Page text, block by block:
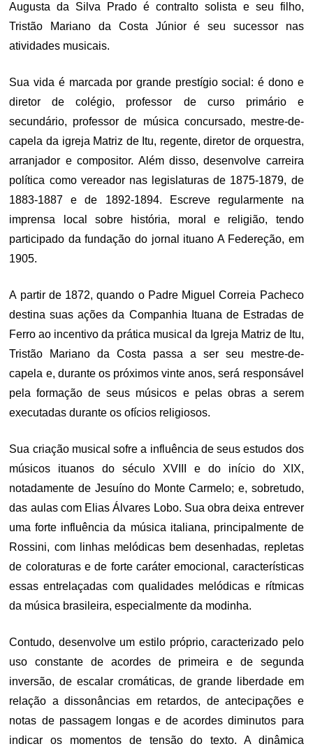
Augusta da Silva Prado é contralto solista e seu filho,
Tristão Mariano da Costa Júnior é seu sucessor nas
atividades musicais.
Sua vida é marcada por grande prestígio social: é dono e
diretor de colégio, professor de curso primário e
secundário, professor de música concursado, mestre-de-
capela da igreja Matriz de Itu, regente, diretor de orquestra,
arranjador e compositor. Além disso, desenvolve carreira
política como vereador nas legislaturas de 1875-1879, de
1883-1887 e de 1892-1894. Escreve regularmente na
imprensa local sobre história, moral e religião, tendo
participado da fundação do jornal ituano A Federeção, em
1905.
A partir de 1872, quando o Padre Miguel Correia Pacheco
destina suas ações da Companhia Ituana de Estradas de
Ferro ao incentivo da prática musical da Igreja Matriz de Itu,
Tristão Mariano da Costa passa a ser seu mestre-de-
capela e, durante os próximos vinte anos, será responsável
pela formação de seus músicos e pelas obras a serem
executadas durante os ofícios religiosos.
Sua criação musical sofre a influência de seus estudos dos
músicos ituanos do século XVIII e do início do XIX,
notadamente de Jesuíno do Monte Carmelo; e, sobretudo,
das aulas com Elias Álvares Lobo. Sua obra deixa entrever
uma forte influência da música italiana, principalmente de
Rossini, com linhas melódicas bem desenhadas, repletas
de coloraturas e de forte caráter emocional, características
essas entrelaçadas com qualidades melódicas e rítmicas
da música brasileira, especialmente da modinha.
Contudo, desenvolve um estilo próprio, caracterizado pelo
uso constante de acordes de primeira e de segunda
inversão, de escalar cromáticas, de grande liberdade em
relação a dissonâncias em retardos, de antecipações e
notas de passagem longas e de acordes diminutos para
indicar os momentos de tensão do texto. A dinâmica